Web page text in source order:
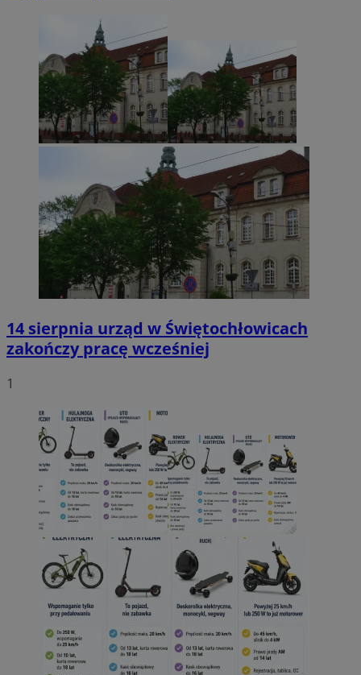
14 sierpnia urząd w Świętochłowicach
zakończy pracę wcześniej
1